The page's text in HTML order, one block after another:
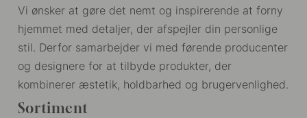
Vi ønsker at gøre det nemt og inspirerende at forny
hjemmet med detaljer, der afspejler din personlige
stil. Derfor samarbejder vi med førende producenter
og designere for at tilbyde produkter, der
kombinerer æstetik, holdbarhed og brugervenlighed.
Sortiment